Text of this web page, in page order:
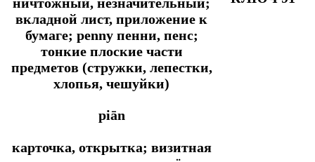
вкладной лист, приложение к
бумаге; penny пенни, пенс;
тонкие плоские части
предметов (стружки, лепестки,
хлопья, чешуйки)
piān
карточка, открытка; визитная